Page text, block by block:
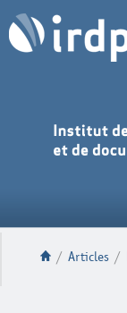
/ Articles /